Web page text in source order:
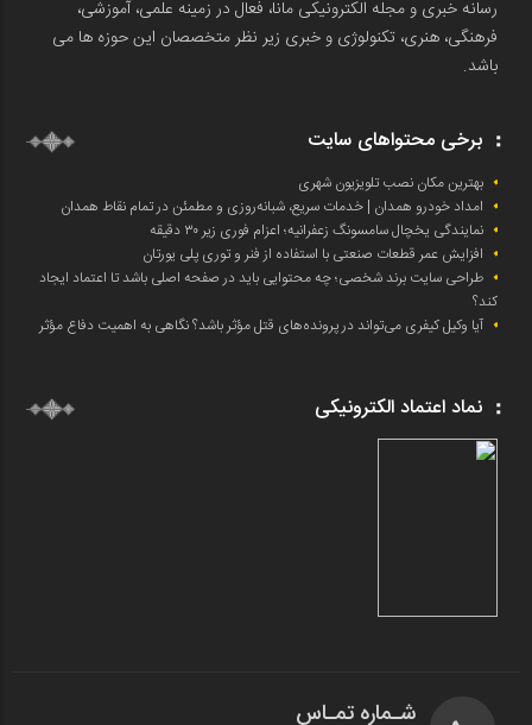
رسانه خبری و مجله الکترونیکی مانا، فعال در زمینه علمی، آموزشی،
فرهنگی، هنری، تکنولوژی و خبری زیر نظر متخصصان این حوزه ها می
باشد.
برخی محتواهای سایت
بهترین مکان نصب تلویزیون شهری
امداد خودرو همدان | خدمات سریع، شبانه‌روزی و مطمئن در تمام نقاط همدان
نمایندگی یخچال سامسونگ زعفرانیه؛ اعزام فوری زیر ۳۰ دقیقه
افزایش عمر قطعات صنعتی با استفاده از فنر و توری پلی یورتان
طراحی سایت برند شخصی؛ چه محتوایی باید در صفحه اصلی باشد تا اعتماد ایجاد
کند؟
آیا وکیل کیفری می‌تواند در پرونده‌های قتل مؤثر باشد؟ نگاهی به اهمیت دفاع مؤثر
نماد اعتماد الکترونیکی
شـماره تمـاس